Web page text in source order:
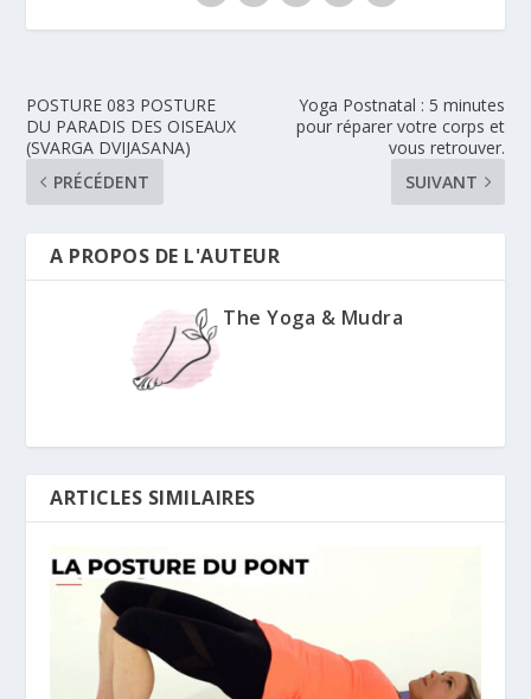
POSTURE 083 POSTURE
DU PARADIS DES OISEAUX
(SVARGA DVIJASANA)
PRÉCÉDENT
Yoga Postnatal : 5 minutes
pour réparer votre corps et
vous retrouver.
SUIVANT
A PROPOS DE L'AUTEUR
The Yoga & Mudra
ARTICLES SIMILAIRES